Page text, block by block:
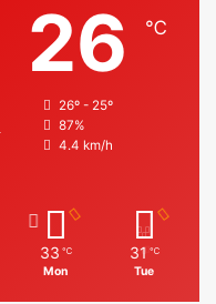
26 ℃
26º - 25º
87%
4.4 km/h
33 ℃
Mon
31 ℃
Tue